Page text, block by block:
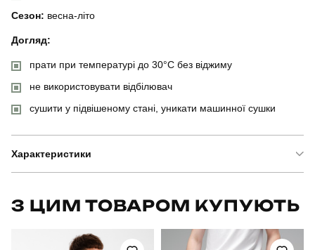
Сезон: весна-літо
Догляд:
прати при температурі до 30°C без віджиму
не використовувати відбілювач
сушити у підвішеному стані, уникати машинної сушки
Характеристики
З ЦИМ ТОВАРОМ КУПУЮТЬ